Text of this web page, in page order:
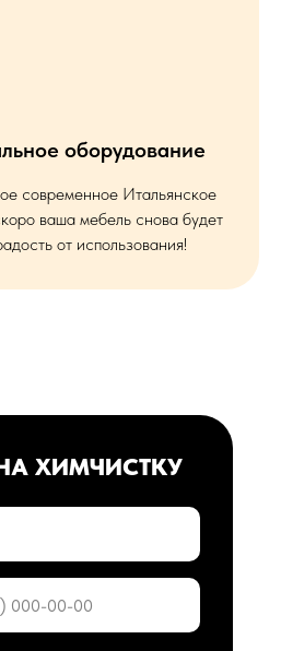
оборудование
современное Итальянское
ваша мебель снова будет
от использования!
ХИМЧИСТКУ